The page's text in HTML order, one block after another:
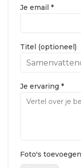
Je email *
Titel (optioneel)
Je ervaring *
Foto's